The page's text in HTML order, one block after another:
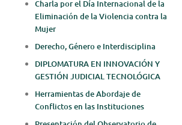
Charla por el Día Internacional de la
Eliminación de la Violencia contra la
Mujer
Derecho, Género e Interdisciplina
DIPLOMATURA EN INNOVACIÓN Y
GESTIÓN JUDICIAL TECNOLÓGICA
Herramientas de Abordaje de
Conflictos en las Instituciones